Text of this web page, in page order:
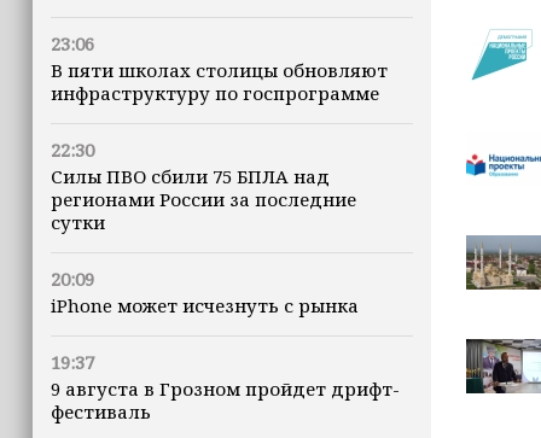
23:06
В пяти школах столицы обновляют
инфраструктуру по госпрограмме
22:30
Силы ПВО сбили 75 БПЛА над
регионами России за последние
сутки
20:09
iPhone может исчезнуть с рынка
19:37
9 августа в Грозном пройдет дрифт-
фестиваль